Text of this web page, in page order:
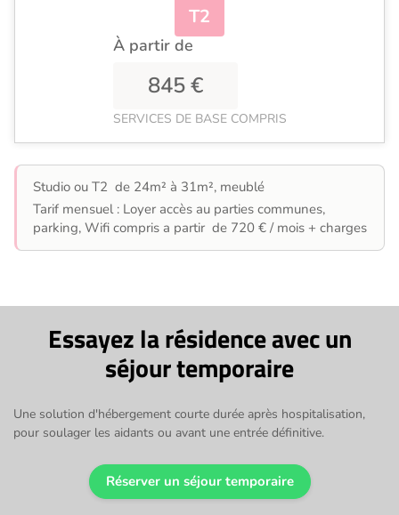
T2
À partir de
845 €
SERVICES DE BASE COMPRIS
Studio ou T2 de 24m² à 31m², meublé
Tarif mensuel : Loyer accès au parties communes,
parking, Wifi compris a partir de 720 € / mois + charges
Essayez la résidence avec un
séjour temporaire
Une solution d'hébergement courte durée après hospitalisation,
pour soulager les aidants ou avant une entrée définitive.
Réserver un séjour temporaire